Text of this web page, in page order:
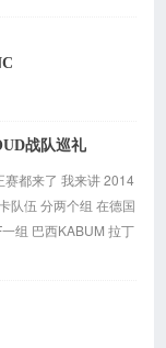
战队巡礼
赛都来了 我来讲 2014
队伍 分两个组 在德国
组 巴西KABUM 拉丁